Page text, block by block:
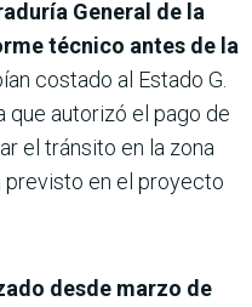
General de la
téc­nico antes de la
costado al Estado G.
que autorizó el pago de
el tránsito en la zona
previsto en el proyecto
desde marzo de